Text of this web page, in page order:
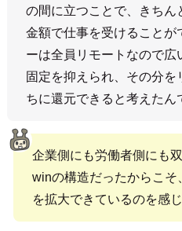
の間に立つことで、きちん
金額で仕事を受けることが
ーは全員リモートなので広
固定を抑えられ、その分を
ちに還元できると考えたん
企業側にも労働者側にも
winの構造だったからこそ
を拡大できているのを感じ